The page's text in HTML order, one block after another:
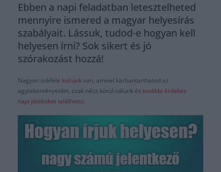
Ebben a napi feladatban letesztelheted
mennyire ismered a magyar helyesírás
szabályait. Lássuk, tudod-e hogyan kell
helyesen írni? Sok sikert és jó
szórakozást hozzá!
Nagyon sokféle kvízünkvan, amivel karbantarthatod az
agytekervényeidet, csak nézz körül nálunk és további érdekes
napi játékokat találhatsz.